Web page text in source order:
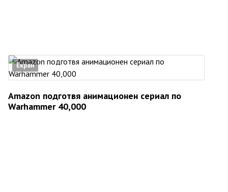
Екран
Amazon подготвя анимационен сериал по
Warhammer 40,000